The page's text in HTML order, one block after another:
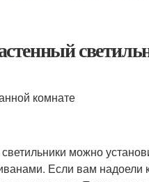
комнате
можно
Если вам надоели